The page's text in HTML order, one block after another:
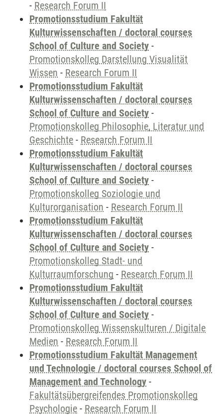
- Research Forum II
Promotionsstudium Fakultät
Kulturwissenschaften / doctoral courses
School of Culture and Society -
Promotionskolleg Darstellung Visualität
Wissen - Research Forum II
Promotionsstudium Fakultät
Kulturwissenschaften / doctoral courses
School of Culture and Society -
Promotionskolleg Philosophie, Literatur und
Geschichte - Research Forum II
Promotionsstudium Fakultät
Kulturwissenschaften / doctoral courses
School of Culture and Society -
Promotionskolleg Soziologie und
Kulturorganisation - Research Forum II
Promotionsstudium Fakultät
Kulturwissenschaften / doctoral courses
School of Culture and Society -
Promotionskolleg Stadt- und
Kulturraumforschung - Research Forum II
Promotionsstudium Fakultät
Kulturwissenschaften / doctoral courses
School of Culture and Society -
Promotionskolleg Wissenskulturen / Digitale
Medien - Research Forum II
Promotionsstudium Fakultät Management
und Technologie / doctoral courses School of
Management and Technology -
Fakultätsübergreifendes Promotionskolleg
Psychologie - Research Forum II